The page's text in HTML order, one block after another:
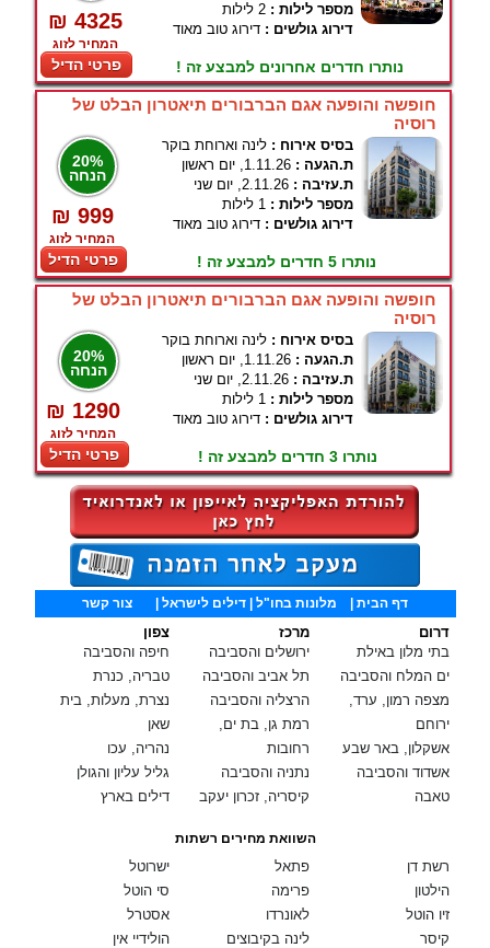
₪ 4325
המחיר לזוג
פרטי הדיל
מספר לילות : 2 לילות
דירוג גולשים : דירוג טוב מאוד
נותרו חדרים אחרונים למבצע זה !
חופשה והופעה אגם הברבורים תיאטרון הבלט של
רוסיה
20%
הנחה
₪ 999
המחיר לזוג
פרטי הדיל
בסיס אירוח : לינה וארוחת בוקר
ת.הגעה : 1.11.26, יום ראשון
ת.עזיבה : 2.11.26, יום שני
מספר לילות : 1 לילות
דירוג גולשים : דירוג טוב מאוד
נותרו 5 חדרים למבצע זה !
חופשה והופעה אגם הברבורים תיאטרון הבלט של
רוסיה
20%
הנחה
₪ 1290
המחיר לזוג
פרטי הדיל
בסיס אירוח : לינה וארוחת בוקר
ת.הגעה : 1.11.26, יום ראשון
ת.עזיבה : 2.11.26, יום שני
מספר לילות : 1 לילות
דירוג גולשים : דירוג טוב מאוד
נותרו 3 חדרים למבצע זה !
דף הבית מלונות בחו"ל | דילים לישראל | צור קשר
צפון
חיפה והסביבה
טבריה, כנרת
נצרת, מעלות, בית
שאן
נהריה, עכו
גליל עליון והגולן
דילים בארץ
מרכז
ירושלים והסביבה
תל אביב והסביבה
הרצליה והסביבה
רמת גן, בת ים,
רחובות
נתניה והסביבה
קיסריה, זכרון יעקב
דרום
בתי מלון באילת
ים המלח והסביבה
מצפה רמון, ערד,
ירוחם
אשקלון, באר שבע
אשדוד והסביבה
טאבה
השוואת מחירים רשתות
ישרוטל
סי הוטל
אסטרל
הולידיי אין
פתאל
פרימה
לאונרדו
לינה בקיבוצים
רשת דן
הילטון
זיו הוטל
קיסר